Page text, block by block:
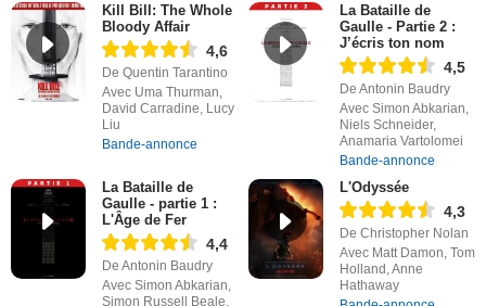
Kill Bill: The Whole
Bloody Affair
4,6
De Quentin Tarantino
Avec Uma Thurman,
David Carradine, Lucy
Liu
Bande-annonce
La Bataille de
Gaulle - Partie 2 :
J’écris ton nom
4,5
De Antonin Baudry
Avec Simon Abkarian,
Niels Schneider,
Anamaria Vartolomei
Bande-annonce
La Bataille de
Gaulle - partie 1 :
L'Âge de Fer
4,4
De Antonin Baudry
Avec Simon Abkarian,
Simon Russell Beale,
L'Odyssée
4,3
De Christopher Nolan
Avec Matt Damon, Tom
Holland, Anne
Hathaway